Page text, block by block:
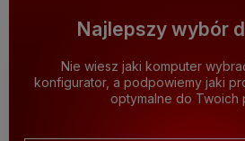
Najlepszy wybór
Nie wiesz jaki komputer
konfigurator, a podpowiemy jaki
optymalne do Twoich